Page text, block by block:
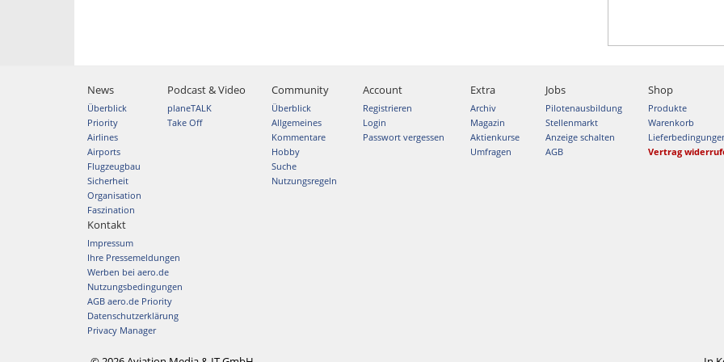
News
Überblick
Priority
Airlines
Airports
Flugzeugbau
Sicherheit
Organisation
Faszination
Podcast & Video
planeTALK
Take Off
Community
Überblick
Allgemeines
Kommentare
Hobby
Suche
Nutzungsregeln
Account
Registrieren
Login
Passwort vergessen
Extra
Archiv
Magazin
Aktienkurse
Umfragen
Jobs
Pilotenausbildung
Stellenmarkt
Anzeige schalten
AGB
Shop
Produkte
Warenkorb
Vertrag
Kontakt
Impressum
Ihre Pressemeldungen
Werben bei aero.de
Nutzungsbedingungen
AGB aero.de Priority
Datenschutzerklärung
Privacy Manager